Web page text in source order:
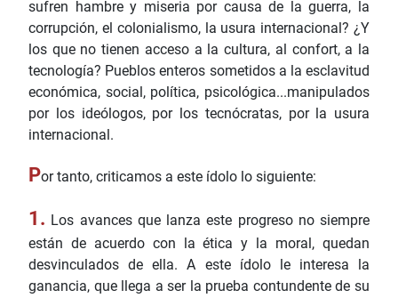
sufren hambre y miseria por causa de la guerra, la
corrupción, el colonialismo, la usura internacional? ¿Y
los que no tienen acceso a la cultura, al confort, a la
tecnología? Pueblos enteros sometidos a la esclavitud
económica, social, política, psicológica...manipulados
por los ideólogos, por los tecnócratas, por la usura
internacional.
Por tanto, criticamos a este ídolo lo siguiente:
1. Los avances que lanza este progreso no siempre
están de acuerdo con la ética y la moral, quedan
desvinculados de ella. A este ídolo le interesa la
ganancia, que llega a ser la prueba contundente de su